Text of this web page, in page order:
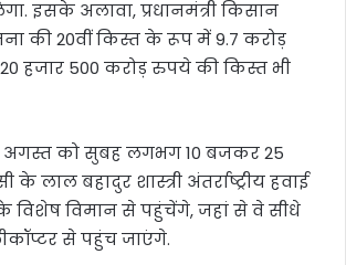
इसके अलावा, प्रधानमंत्री किसान
की 20वीं किस्त के रूप में 9.7 करोड़
हजार 500 करोड़ रुपये की किस्त भी
2 अगस्त को सुबह लगभग 10 बजकर 25
के लाल बहादुर शास्त्री अंतर्राष्ट्रीय हवाई
विशेष विमान से पहुंचेंगे, जहां से वे सीधे
से पहुंच जाएंगे.